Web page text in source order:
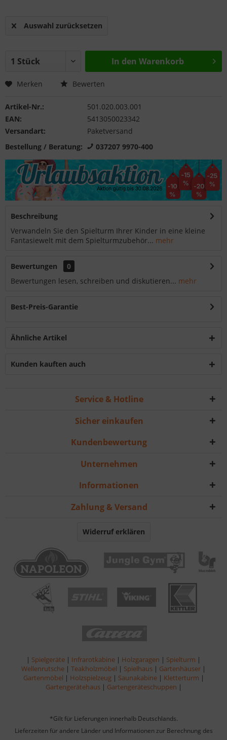
Auswahl zurücksetzen
In den Warenkorb
Merken Bewerten
Artikel-Nr.:
501.020.003.001
EAN:
5413050023342
Versandart:
Paketversand
Bestellung / Beratung:
037207 9970-400
Beschreibung
Verwandeln Sie den Spielturm Ihrer Kinder in eine kleine
Fantasiewelt mit dem Spielturmzubehör... mehr
Bewertungen
0
Bewertungen lesen, schreiben und diskutieren... mehr
Best-Preis-Garantie
Ähnliche Artikel
Kunden kauften auch
Service & Hotline
Sicher einkaufen
Kundenbewertung
Unternehmen
Informationen
Zahlung & Versand
Widerruf erklären
| Spielgeräte | Infrarotkabine | Holzgaragen | Spielturm |
Wellenrutsche | Teakholzmöbel | Spielhaus | Gartenhäuser |
Gartenmöbel | Holzspielzeug | Saunakabine | Kletterturm |
Gartengerätehaus | Gartengeräteschuppen |
*Gilt für Lieferungen innerhalb Deutschlands.
Lieferzeiten für andere Länder und Informationen zur Berechnung des